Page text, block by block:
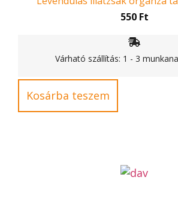
550 Ft
Várható szállítás: 1 - 3
Kosárba teszem